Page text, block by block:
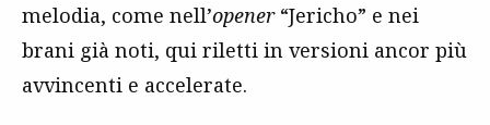
melodia, come nell’opener“Jericho” e nei
brani già noti, qui riletti in versioni ancor più
avvincenti e accelerate.